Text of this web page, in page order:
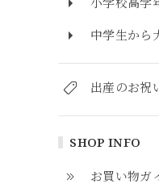
中学生から
出産のお祝
SHOP INFO
お買い物ガ